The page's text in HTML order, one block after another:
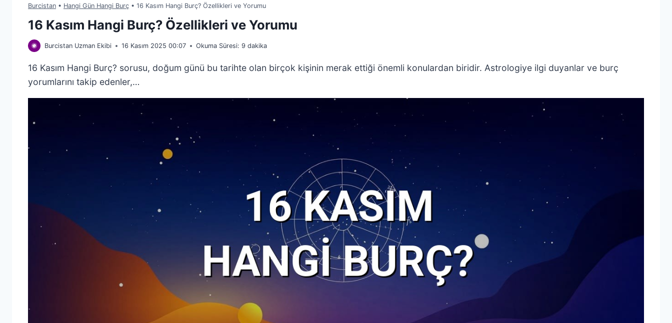
Burcistan • Hangi Gün Hangi Burç • 16 Kasım Hangi Burç? Özellikleri ve Yorumu
16 Kasım Hangi Burç? Özellikleri ve Yorumu
Burcistan Uzman Ekibi 16 Kasım 2025 00:07 Okuma Süresi: 9 dakika
16 Kasım Hangi Burç? sorusu, doğum günü bu tarihte olan birçok kişinin merak ettiği önemli konulardan biridir. Astrologiye ilgi duyanlar ve burç
yorumlarını takip edenler,…